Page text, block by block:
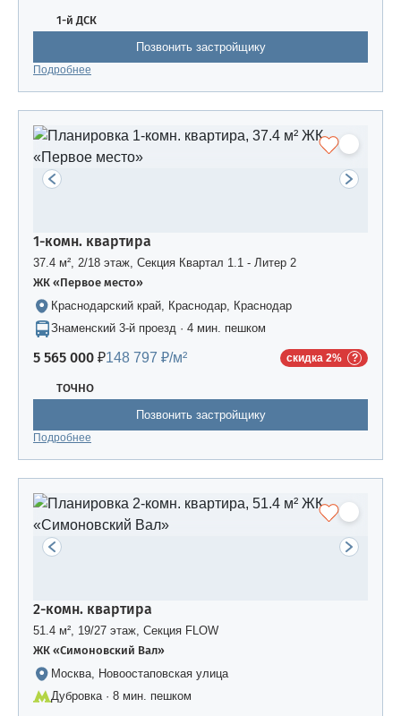
1-й ДСК
Позвонить застройщику
Подробнее
1-комн. квартира
37.4 м², 2/18 этаж, Секция Квартал 1.1 - Литер 2
ЖК «Первое место»
Краснодарский край, Краснодар, Краснодар
Знаменский 3-й проезд · 4 мин. пешком
5 565 000 ₽148 797 ₽/м² скидка 2%
ТОЧНО
Позвонить застройщику
Подробнее
2-комн. квартира
51.4 м², 19/27 этаж, Секция FLOW
ЖК «Симоновский Вал»
Москва, Новоостаповская улица
Дубровка · 8 мин. пешком